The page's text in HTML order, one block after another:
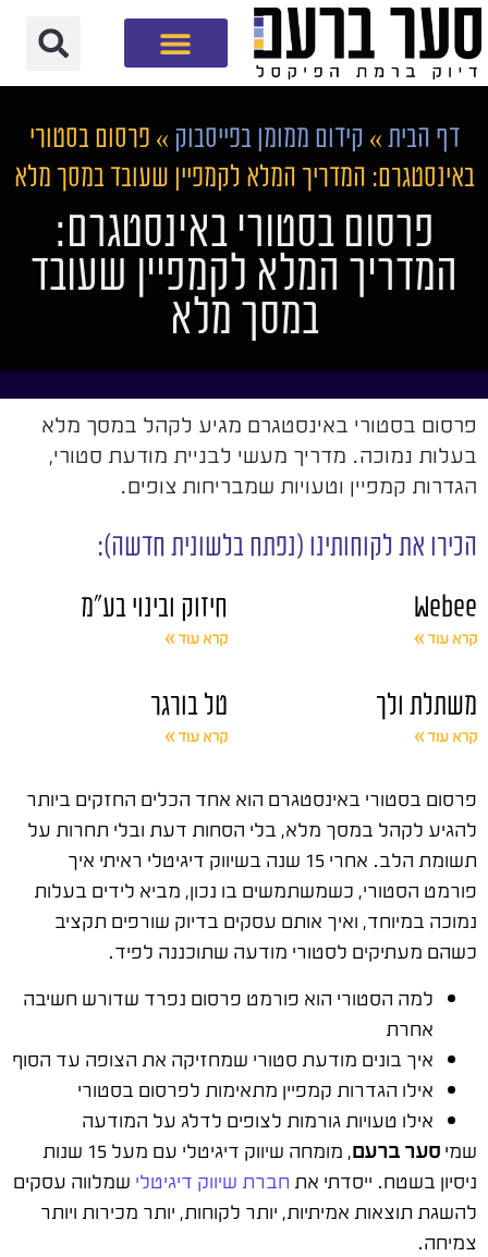
דף הבית » קידום ממומן בפייסבוק » פרסום בסטורי
באינסטגרם: המדריך המלא לקמפיין שעובד במסך מלא
פרסום בסטורי באינסטגרם:
המדריך המלא לקמפיין שעובד
במסך מלא
פרסום בסטורי באינסטגרם מגיע לקהל במסך מלא
בעלות נמוכה. מדריך מעשי לבניית מודעת סטורי,
הגדרות קמפיין וטעויות שמבריחות צופים.
הכירו את לקוחותינו (נפתח בלשונית חדשה):
Webee
קרא עוד »
חיזוק ובינוי בע"מ
קרא עוד »
משתלת ולך
קרא עוד »
טל בורגר
קרא עוד »
פרסום בסטורי באינסטגרם הוא אחד הכלים החזקים ביותר
להגיע לקהל במסך מלא, בלי הסחות דעת ובלי תחרות על
תשומת הלב. אחרי 15 שנה בשיווק דיגיטלי ראיתי איך
פורמט הסטורי, כשמשתמשים בו נכון, מביא לידים בעלות
נמוכה במיוחד, ואיך אותם עסקים בדיוק שורפים תקציב
כשהם מעתיקים לסטורי מודעה שתוכננה לפיד.
למה הסטורי הוא פורמט פרסום נפרד שדורש חשיבה
אחרת
איך בונים מודעת סטורי שמחזיקה את הצופה עד הסוף
אילו הגדרות קמפיין מתאימות לפרסום בסטורי
אילו טעויות גורמות לצופים לדלג על המודעה
שמיסער ברעם
, מומחה שיווק דיגיטלי עם מעל 15 שנות
ניסיון בשטח. ייסדתי את חברת שיווק דיגיטלי שמלווה עסקים
להשגת תוצאות אמיתיות, יותר לקוחות, יותר מכירות ויותר
צמיחה.